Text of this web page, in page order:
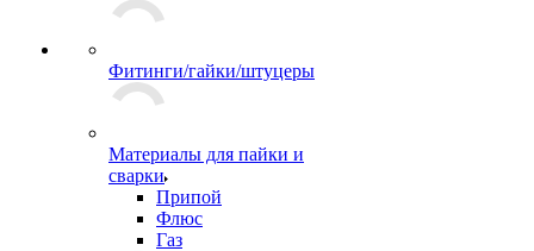
Фитинги/гайки/штуцеры
Материалы для пайки и
сварки
Припой
Флюс
Газ